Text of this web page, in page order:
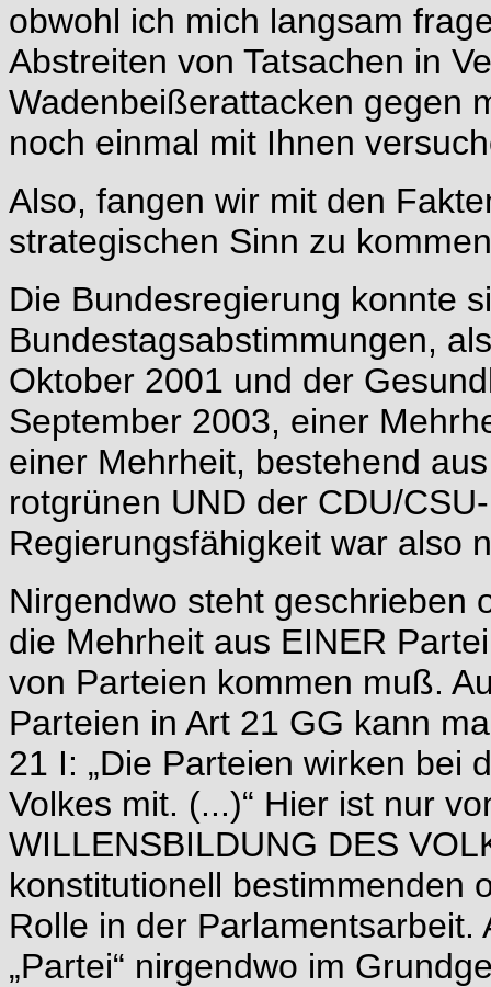
obwohl ich mich langsam
Abstreiten von Tatsachen in
Wadenbeißerattacken gegen
noch einmal mit Ihnen
Also, fangen wir mit den
strategischen Sinn zu
Die Bundesregierung konnte
Bundestagsabstimmungen,
Oktober 2001 und der
September 2003, einer
einer Mehrheit, bestehend
rotgrünen UND der CDU/
Regierungsfähigkeit war also
Nirgendwo steht geschrieben
die Mehrheit aus EINER
von Parteien kommen muß.
Parteien in Art 21 GG kann
21 I: „Die Parteien wirken bei
Volkes mit. (...)“ Hier ist nur
WILLENSBILDUNG DES
konstitutionell bestimmenden
Rolle in der
„Partei“ nirgendwo im